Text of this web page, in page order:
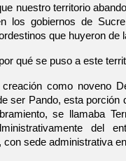
nuestro territorio
los gobiernos de
que huyeron de
qué se puso a este
como noveno
ser Pando, esta porción
se llamaba
del
con sede administrativa